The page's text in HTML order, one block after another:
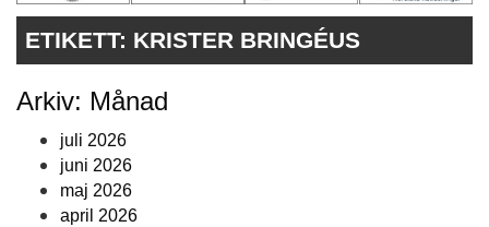
KONTAKT
ETIKETT: KRISTER BRINGÉUS
Arkiv: Månad
juli 2026
juni 2026
maj 2026
april 2026